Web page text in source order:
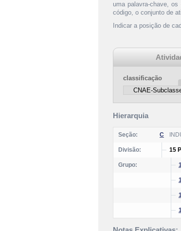
uma palavra-chave,
código, o conjunto de
Indicar a posição de
classificação
Hierarquia
Seção: C
Divisão: 15
Grupo: